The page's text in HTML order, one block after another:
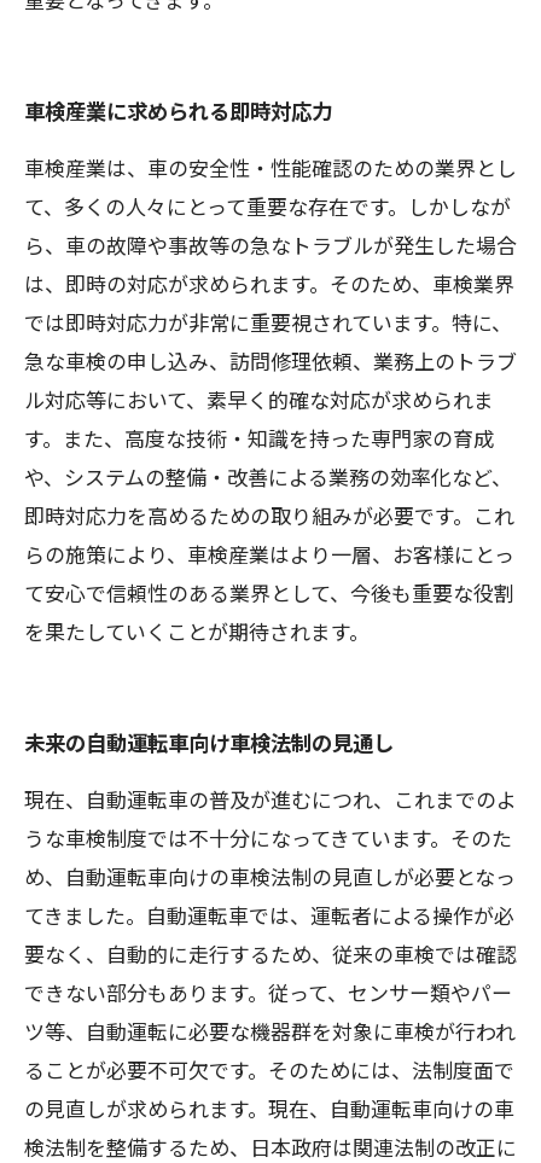
車検産業に求められる即時対応力
車検産業は、車の安全性・性能確認のための業界とし
て、多くの人々にとって重要な存在です。しかしなが
ら、車の故障や事故等の急なトラブルが発生した場合
は、即時の対応が求められます。そのため、車検業界
では即時対応力が非常に重要視されています。特に、
急な車検の申し込み、訪問修理依頼、業務上のトラブ
ル対応等において、素早く的確な対応が求められま
す。また、高度な技術・知識を持った専門家の育成
や、システムの整備・改善による業務の効率化など、
即時対応力を高めるための取り組みが必要です。これ
らの施策により、車検産業はより一層、お客様にとっ
て安心で信頼性のある業界として、今後も重要な役割
を果たしていくことが期待されます。
未来の自動運転車向け車検法制の見通し
現在、自動運転車の普及が進むにつれ、これまでのよ
うな車検制度では不十分になってきています。そのた
め、自動運転車向けの車検法制の見直しが必要となっ
てきました。自動運転車では、運転者による操作が必
要なく、自動的に走行するため、従来の車検では確認
できない部分もあります。従って、センサー類やパー
ツ等、自動運転に必要な機器群を対象に車検が行われ
ることが必要不可欠です。そのためには、法制度面で
の見直しが求められます。現在、自動運転車向けの車
検法制を整備するため、日本政府は関連法制の改正に